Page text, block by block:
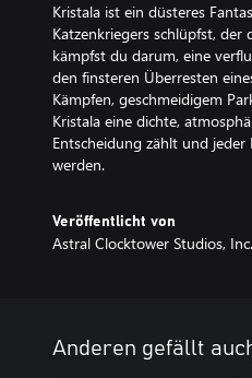
Kristala ist ein düsteres
Katzenkriegers schlüpfst, der
kämpfst du darum, eine
den finsteren Überresten
Kämpfen, geschmeidigem
Kristala eine dichte,
Entscheidung zählt und
werden.
Veröffentlicht von
Astral Clocktower Studios, Inc.
Anderen gefällt